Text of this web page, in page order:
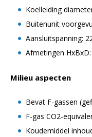
Koelleiding
Buitenunit
Aansluitspanning:
Afmetingen
Milieu aspecten
Bevat F-gassen
F-gas CO2-
Koudemiddel